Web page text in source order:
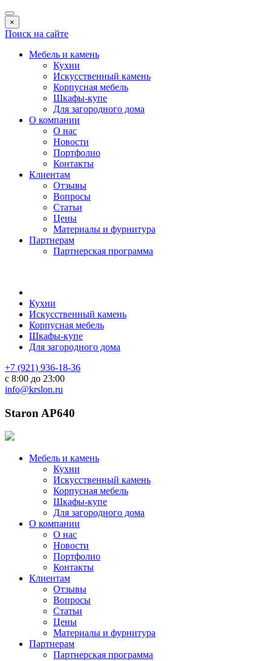
×
Поиск на сайте
Мебель и камень
Кухни
Искусственный камень
Корпусная мебель
Шкафы-купе
Для загородного дома
О компании
О нас
Новости
Портфолио
Контакты
Клиентам
Отзывы
Вопросы
Статьи
Цены
Материалы и фурнитура
Партнерам
Партнерская программа
Кухни
Искусственный камень
Корпусная мебель
Шкафы-купе
Для загородного дома
+7 (921) 936-18-36
с 8:00 до 23:00
info@krslon.ru
Staron AP640
Мебель и камень
Кухни
Искусственный камень
Корпусная мебель
Шкафы-купе
Для загородного дома
О компании
О нас
Новости
Портфолио
Контакты
Клиентам
Отзывы
Вопросы
Статьи
Цены
Материалы и фурнитура
Партнерам
Партнерская программа